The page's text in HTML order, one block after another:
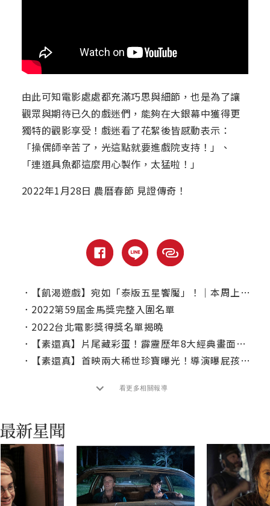
由此可知電影處處都充滿巧思與細節，也是為了讓
觀眾與期待已久的戲迷們，能夠在大銀幕中獲得更
獨特的觀影享受！戲迷看了花絮後皆感動表示：
「操偶師辛苦了，光這點就要進戲院支持！」、
「連道具魚都這麼用心製作，太猛啦！」
2022年1月28日 農曆春節 見證傳奇！
．
【飢渴遊戲】宛如「泰版五星饗魘」！｜本周上線、電視首播推薦
． 2022第59屆金馬獎完整入圍名單
． 2022台北電影獎得獎名單揭曉
．
【素還真】片尾藏彩蛋！霹靂歷年8大經典畫面逼哭粉絲：洋蔥吃到飽！
．
【素還真】首映兩大稀世珍寶曝光！導演曝屁孩面「參考兒子」
看更多相關報導